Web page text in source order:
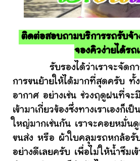
ติดต่อสอบถามบริการรถรับจ้า
จองคิวง่ายได้รถ
รับรองได้ว่าเราจะจัดการ
การขนย้ายให้ได้มากที่สุดครับ ทั้
อากาศ อย่างเช่น ช่วงฤดูฝนที่จะ
เข้ามาเกี่ยวข้องซึ่งทางเราเองก็
ใหญ่มากเช่นกัน เราจะคอยหมั่น
ขนส่ง หรือ ผ้าใบคลุมรถหกล้อรั
อย่างดีเลยครับ เพื่อไม่ให้น้ำซึมเ